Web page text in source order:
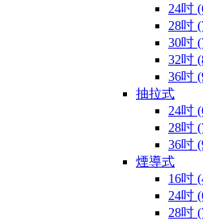
24吋
28吋
30吋
32吋
36吋
抽拉式
24吋
28吋
36吋
煙導式
16吋
24吋
28吋